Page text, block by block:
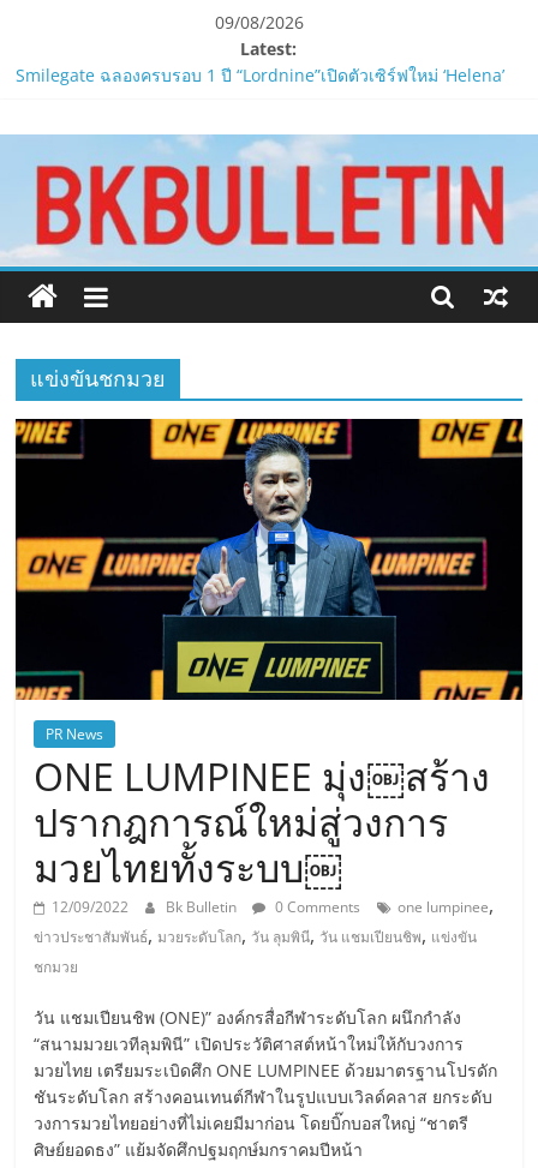
content
09/08/2026
Latest:
Smilegate ฉลองครบรอบ 1 ปี “Lordnine”เปิดตัวเซิร์ฟใหม่ ‘Helena’
PIPPER STANDARD® เปิดตัวแชมพูอาบน้ำ และ โฟมอาบแห้งสัตว์
เลี้ยง
ห้ามพลาด! Smilegate เปิดตัว ‘เฮเลนา’ เซิร์ฟเวอร์ใหม่ของ
LORDNINE 29 ก.ค. นี้
LORDNINE ครบรอบ 1 ปี! Smilegate เปิด “Helena” เซิร์ฟฯ ใหม่
พร้อมอาวุธเคียวและศึกกิลด์-PvP เดือดครึ่งปีหลัง 2026
เสนอ
ข่าว
ครบ
ทุก
แข่งขันชกมวย
PR News
ONE LUMPINEE มุ่ง￼สร้าง
ปรากฎการณ์ใหม่สู่วงการ
มวยไทยทั้งระบบ￼
12/09/2022 Bk Bulletin 0 Comments one lumpinee,
ข่าวประชาสัมพันธ์,มวยระดับโลก, วัน ลุมพินี, วัน แชมเปียนชิพ, แข่งขัน
ชกมวย
วัน แชมเปียนชิพ (ONE)” องค์กรสื่อกีฬาระดับโลก ผนึกกำลัง
“สนามมวยเวทีลุมพินี” เปิดประวัติศาสต์หน้าใหม่ให้กับวงการ
มวยไทย เตรียมระเบิดศึก ONE LUMPINEE ด้วยมาตรฐานโปรดัก
ชันระดับโลก สร้างคอนเทนต์กีฬาในรูปแบบเวิลด์คลาส ยกระดับ
วงการมวยไทยอย่างที่ไม่เคยมีมาก่อน โดยบิ๊กบอสใหญ่ “ชาตรี
ศิษย์ยอดธง” แย้มจัดศึกปฐมฤกษ์มกราคมปีหน้า